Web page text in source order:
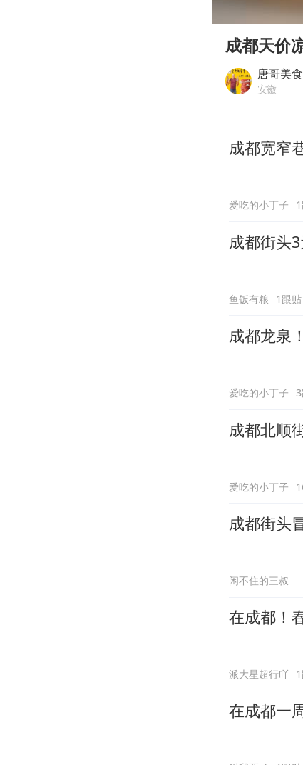
成都天价
唐哥美食
安徽
成都宽窄
爱吃的小丁子
成都街头
鱼饭有粮 1跟贴
成都龙泉
爱吃的小丁子
成都北顺
爱吃的小丁子
成都街头
闲不住的三叔
在成都！
派大星超行吖
在成都一